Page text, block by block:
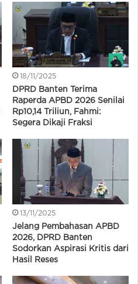
18/11/2025
DPRD Banten Terima
Raperda APBD 2026 Senilai
Rp10,14 Triliun, Fahmi:
Segera Dikaji Fraksi
13/11/2025
Jelang Pembahasan APBD
2026, DPRD Banten
Sodorkan Aspirasi Kritis dari
Hasil Reses